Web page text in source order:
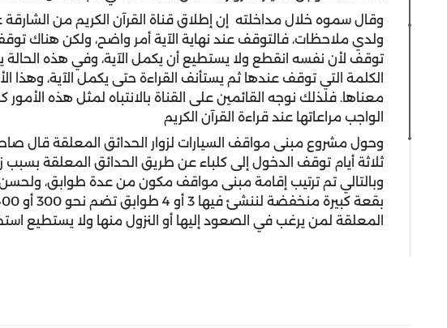
وقال سموه خلال مداخلته إن إطلاق قناة القرآن الكريم من الشارقة
ولدي ملاحظات، فالتوقف عند نهاية الآية أمر واضح، ولكن هناك
توقف لأن نفسه انقطع ولا يستطيع أن يكمل الآية، وفي هذه
الكلمة التي توقف عندها ثم يستأنف القراءة حتى يكمل الآية، وهذا
معناها. فلذلك نوجه القائمين على القناة بالانتباه لمثل هذه الأمور
الواجب مراعاتها عند قراءة القرآن الكريم
وحول مشروع مبنى مواقف السيارات لزوار الحدائق المعلقة قال
ثلاثة أيام توقف الدخول إلى كلباء عن طريق الحدائق المعلقة بسبب
وبالتالي تم ترتيب إقامة مبنى مواقف مكون من عدة طوابق، ولحسن
المعلقة لمن يرغب في الصعود إليها أو النزول منها ولا يستطيع